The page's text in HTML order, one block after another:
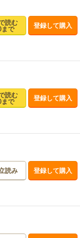
読む
まで
登録して購入
読む
まで
登録して購入
読み 登録して購入